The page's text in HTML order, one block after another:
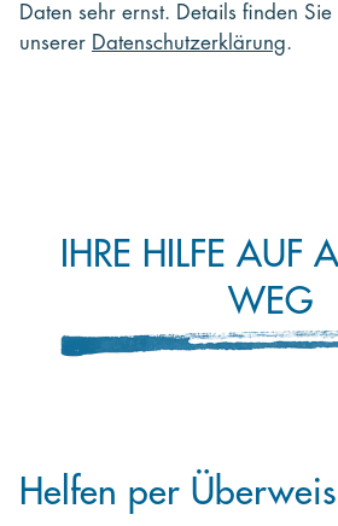
Daten sehr ernst. Details finden Sie
unserer Datenschutzerklärung.
IHRE HILFE AUF
WEG
Helfen per